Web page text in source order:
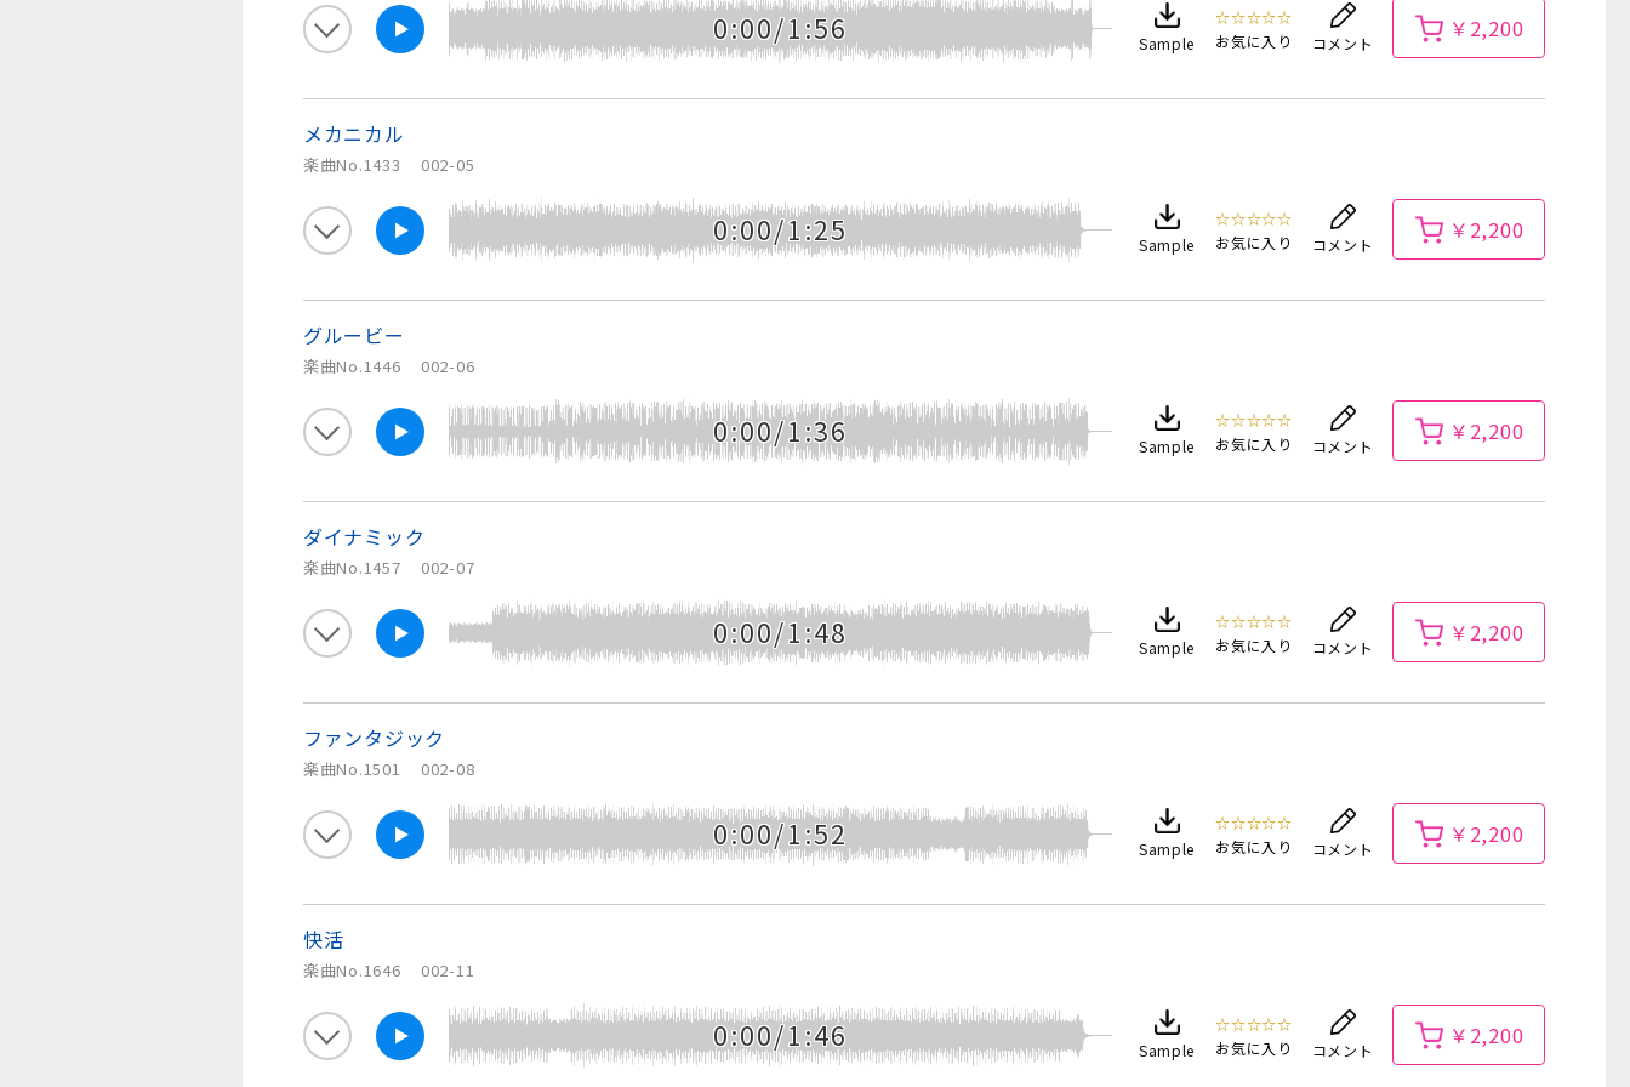
0:00/1:56 Sample
☆☆☆☆☆
お気に入り
コメント
￥2,200
メカニカル
楽曲No.1433 002-05
0:00/1:25 Sample
☆☆☆☆☆
お気に入り
コメント
￥2,200
グルービー
楽曲No.1446 002-06
0:00/1:36 Sample
☆☆☆☆☆
お気に入り
コメント
￥2,200
ダイナミック
楽曲No.1457 002-07
0:00/1:48 Sample
☆☆☆☆☆
お気に入り
コメント
￥2,200
ファンタジック
楽曲No.1501 002-08
0:00/1:52 Sample
☆☆☆☆☆
お気に入り
コメント
￥2,200
快活
楽曲No.1646 002-11
0:00/1:46 Sample
☆☆☆☆☆
お気に入り
コメント
￥2,200